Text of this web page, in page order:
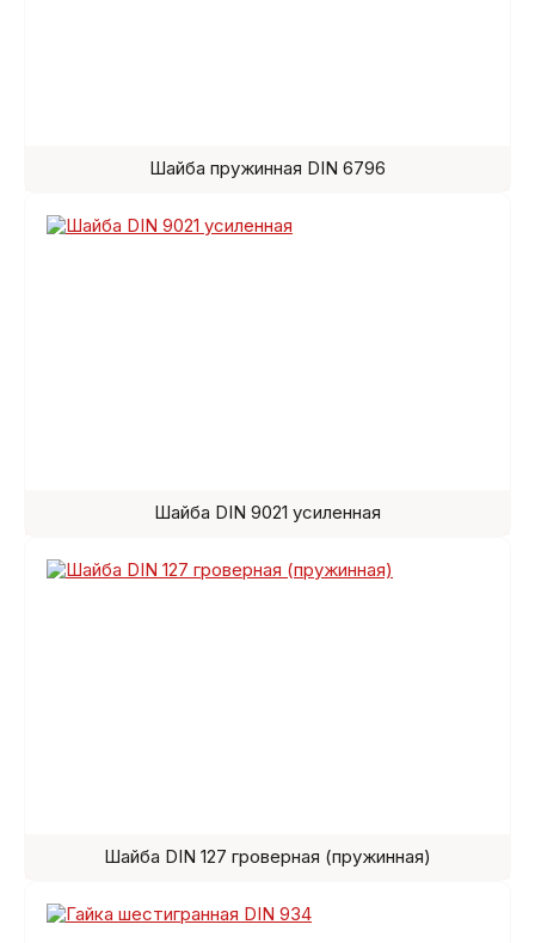
Шайба пружинная DIN 6796
Шайба DIN 9021 усиленная
Шайба DIN 127 гроверная (пружинная)